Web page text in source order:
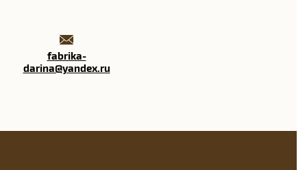
fabrika-
darina@yandex.ru